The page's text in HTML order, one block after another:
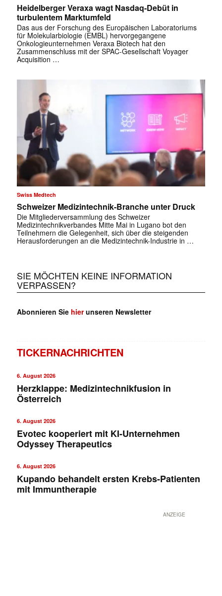
Heidelberger Veraxa wagt Nasdaq-Debüt in
turbulentem Marktumfeld
Das aus der Forschung des Europäischen Laboratoriums
für Molekularbiologie (EMBL) hervorgegangene
Onkologieunternehmen Veraxa Biotech hat den
Zusammenschluss mit der SPAC-Gesellschaft Voyager
Acquisition …
Swiss Medtech
Schweizer Medizintechnik-Branche unter Druck
Die Mitgliederversammlung des Schweizer
Medizintechnikverbandes Mitte Mai in Lugano bot den
Teilnehmern die Gelegenheit, sich über die steigenden
Herausforderungen an die Medizintechnik-Industrie in …
SIE MÖCHTEN KEINE INFORMATION
VERPASSEN?
Abonnieren Sie hierunseren Newsletter
TICKERNACHRICHTEN
6. August 2026
Herzklappe: Medizintechnikfusion in
Österreich
6. August 2026
Evotec kooperiert mit KI-Unternehmen
Odyssey Therapeutics
6. August 2026
Kupando behandelt ersten Krebs-Patienten
mit Immuntherapie
ANZEIGE